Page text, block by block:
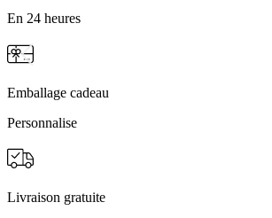
En 24 heures
Emballage cadeau
Personnalise
Livraison gratuite